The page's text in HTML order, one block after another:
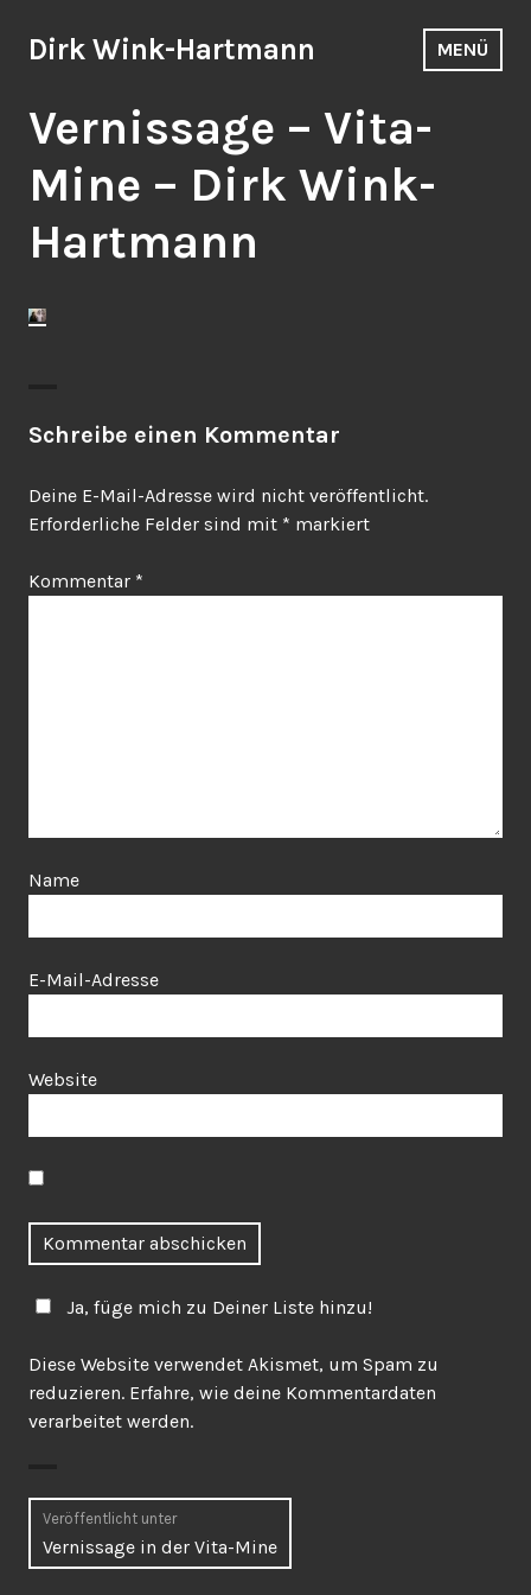
Inhalt
Dirk Wink-Hartmann MENÜ
Vernissage – Vita-
Mine – Dirk Wink-
Hartmann
Schreibe einen Kommentar
Deine E-Mail-Adresse wird nicht veröffentlicht.
Erforderliche Felder sind mit * markiert
Kommentar *
Name
E-Mail-Adresse
Website
Ja, füge mich zu Deiner Liste hinzu!
Diese Website verwendet Akismet, um Spam zu
reduzieren. Erfahre, wie deine Kommentardaten
verarbeitet werden.
Beitragsnavigation
Veröffentlicht unter
Vernissage in der Vita-Mine